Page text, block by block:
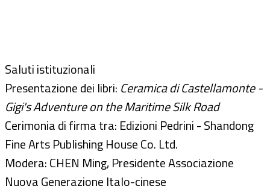
Saluti istituzionali
Presentazione dei libri: Ceramica di Castellamonte -
Gigi's Adventure on the Maritime Silk Road
Cerimonia di firma tra: Edizioni Pedrini - Shandong
Fine Arts Publishing House Co. Ltd.
Modera: CHEN Ming, Presidente Associazione
Nuova Generazione Italo-cinese